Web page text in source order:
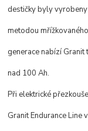
destičky byly
metodou
generace nabízí Granit
nad 100 Ah.
Při elektrické
Granit Endurance Line